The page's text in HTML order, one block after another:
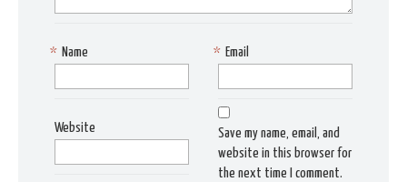
Name
* Email
*
Website
Save my name, email, and
website in this browser for
the next time I comment.